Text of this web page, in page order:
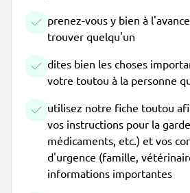
prenez-vous y bien à
trouver quelqu'un
dites bien les choses
votre toutou à la personne
utilisez notre fiche toutou
vos instructions pour la
médicaments, etc.) et vos
d'urgence (famille,
informations importantes